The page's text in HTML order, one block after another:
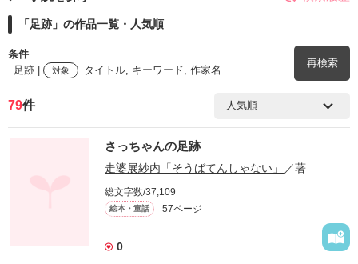
「足跡」の作品一覧・人気順
条件
足跡 |
対象 タイトル, キーワード, 作家名
再検索
検索ワード
79件
さっちゃんの足跡
走婆展紗内「そうばてんしゃない」 ／著
総文字数/37,109
絵本・童話 57ページ
0